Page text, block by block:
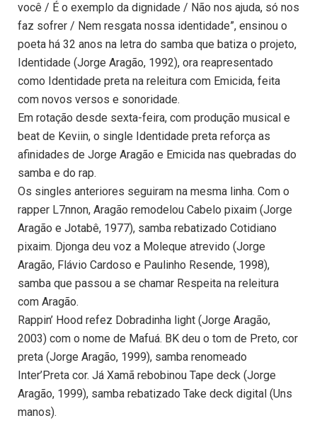
você / É o exemplo da dignidade / Não nos ajuda, só nos
faz sofrer / Nem resgata nossa identidade”, ensinou o
poeta há 32 anos na letra do samba que batiza o projeto,
Identidade (Jorge Aragão, 1992), ora reapresentado
como Identidade preta na releitura com Emicida, feita
com novos versos e sonoridade.
Em rotação desde sexta-feira, com produção musical e
beat de Keviin, o single Identidade preta reforça as
afinidades de Jorge Aragão e Emicida nas quebradas do
samba e do rap.
Os singles anteriores seguiram na mesma linha. Com o
rapper L7nnon, Aragão remodelou Cabelo pixaim (Jorge
Aragão e Jotabê, 1977), samba rebatizado Cotidiano
pixaim. Djonga deu voz a Moleque atrevido (Jorge
Aragão, Flávio Cardoso e Paulinho Resende, 1998),
samba que passou a se chamar Respeita na releitura
com Aragão.
Rappin’ Hood refez Dobradinha light (Jorge Aragão,
2003) com o nome de Mafuá. BK deu o tom de Preto, cor
preta (Jorge Aragão, 1999), samba renomeado
Inter’Preta cor. Já Xamã rebobinou Tape deck (Jorge
Aragão, 1999), samba rebatizado Take deck digital (Uns
manos).